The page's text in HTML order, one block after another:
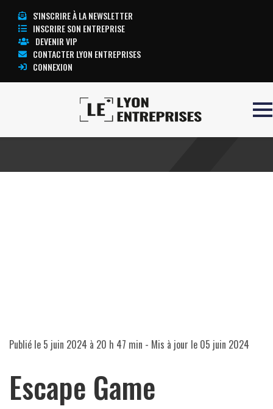
S'INSCRIRE À LA NEWSLETTER
INSCRIRE SON ENTREPRISE
DEVENIR VIP
CONTACTER LYON ENTREPRISES
CONNEXION
Publié le 5 juin 2024 à 20 h 47 min - Mis à jour le 05 juin 2024
Escape Game